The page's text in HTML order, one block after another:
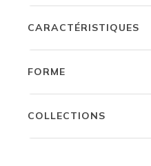
CARACTÉRISTIQUES
FORME
COLLECTIONS